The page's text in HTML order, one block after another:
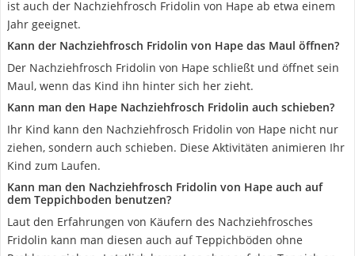
ist auch der Nachziehfrosch Fridolin von Hape ab etwa einem
Jahr geeignet.
Kann der Nachziehfrosch Fridolin von Hape das Maul öffnen?
Der Nachziehfrosch Fridolin von Hape schließt und öffnet sein
Maul, wenn das Kind ihn hinter sich her zieht.
Kann man den Hape Nachziehfrosch Fridolin auch schieben?
Ihr Kind kann den Nachziehfrosch Fridolin von Hape nicht nur
ziehen, sondern auch schieben. Diese Aktivitäten animieren Ihr
Kind zum Laufen.
Kann man den Nachziehfrosch Fridolin von Hape auch auf
dem Teppichboden benutzen?
Laut den Erfahrungen von Käufern des Nachziehfrosches
Fridolin kann man diesen auch auf Teppichböden ohne